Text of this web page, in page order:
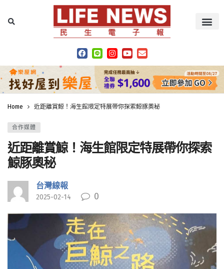
Home 近距離賞鯨！海生館限定特展帶你探索鯨豚奧秘
合作媒體
近距離賞鯨！海生館限定特展帶你探索
鯨豚奧秘
台灣線報
2025-02-14 0